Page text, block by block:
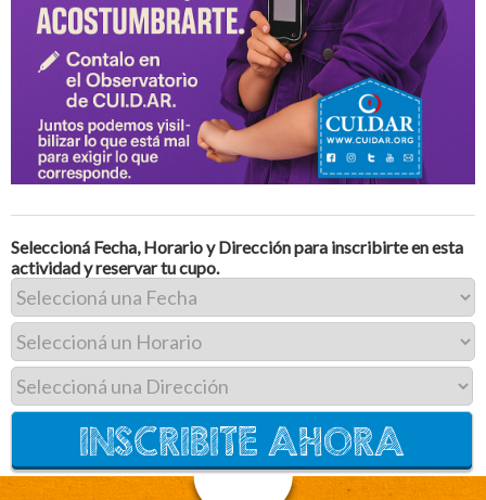
Seleccioná Fecha, Horario y Dirección para inscribirte en esta
actividad y reservar tu cupo.